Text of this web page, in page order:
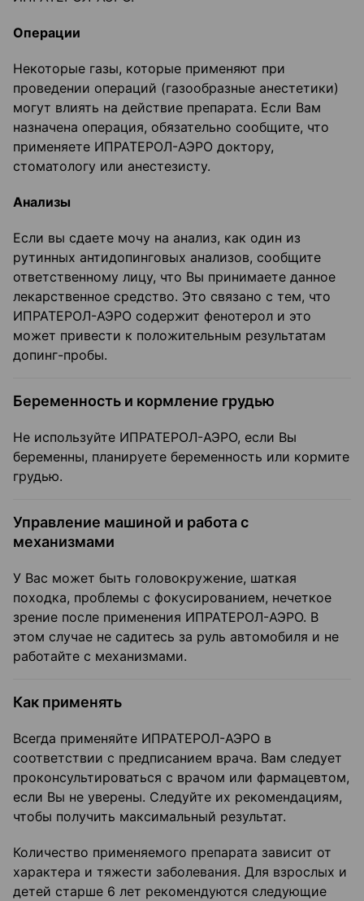
Операции
Некоторые газы, которые применяют при
проведении операций (газообразные анестетики)
могут влиять на действие препарата. Если Вам
назначена операция, обязательно сообщите, что
применяете ИПРАТЕРОЛ-АЭРО доктору,
стоматологу или анестезисту.
Анализы
Если вы сдаете мочу на анализ, как один из
рутинных антидопинговых анализов, сообщите
ответственному лицу, что Вы принимаете данное
лекарственное средство. Это связано с тем, что
ИПРАТЕРОЛ-АЭРО содержит фенотерол и это
может привести к положительным результатам
допинг-пробы.
Беременность и кормление грудью
Не используйте ИПРАТЕРОЛ-АЭРО, если Вы
беременны, планируете беременность или кормите
грудью.
Управление машиной и работа с
механизмами
У Вас может быть головокружение, шаткая
походка, проблемы с фокусированием, нечеткое
зрение после применения ИПРАТЕРОЛ-АЭРО. В
этом случае не садитесь за руль автомобиля и не
работайте с механизмами.
Как применять
Всегда применяйте ИПРАТЕРОЛ-АЭРО в
соответствии с предписанием врача. Вам следует
проконсультироваться с врачом или фармацевтом,
если Вы не уверены. Следуйте их рекомендациям,
чтобы получить максимальный результат.
Количество применяемого препарата зависит от
характера и тяжести заболевания. Для взрослых и
детей старше 6 лет рекомендуются следующие